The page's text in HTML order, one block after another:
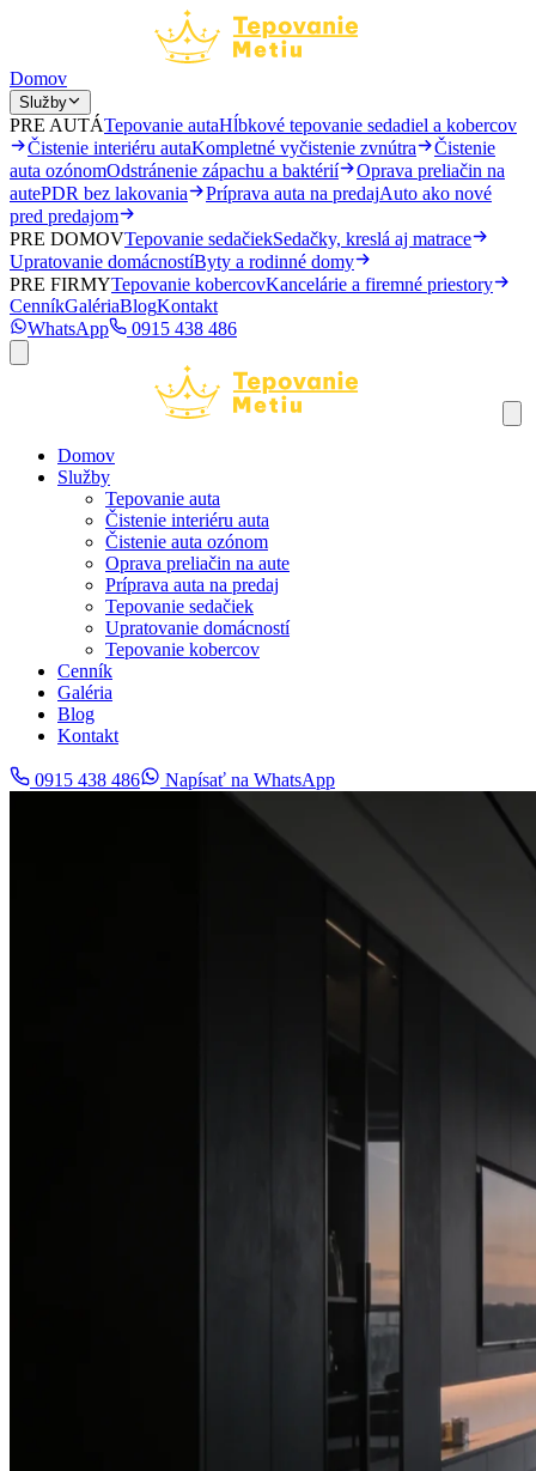
Domov
Služby
PRE AUTÁTepovanie autaHĺbkové tepovanie sedadiel a kobercov
Čistenie interiéru autaKompletné vyčistenie zvnútra
Čistenie
auta ozónomOdstránenie zápachu a baktérií
Oprava preliačin na
autePDR bez lakovania Príprava auta na predajAuto ako nové
pred predajom
PRE DOMOVTepovanie sedačiekSedačky, kreslá aj matrace
Upratovanie domácnostíByty a rodinné domy
PRE FIRMYTepovanie kobercovKancelárie a firemné priestory
CenníkGalériaBlogKontakt
WhatsApp
0915 438 486
Domov
Služby
Tepovanie auta
Čistenie interiéru auta
Čistenie auta ozónom
Oprava preliačin na aute
Príprava auta na predaj
Tepovanie sedačiek
Upratovanie domácností
Tepovanie kobercov
Cenník
Galéria
Blog
Kontakt
0915 438 486 Napísať na WhatsApp